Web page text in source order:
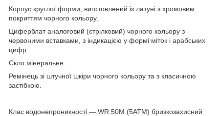
Корпус круглої форми, виготовлений із латуні з хромовим
покриттям чорного кольору.
Циферблат аналоговий (стрілковий) чорного кольору з
червоними вставками, з індикацією у формі міток і арабських
цифр.
Скло мінеральне.
Ремінець зі штучної шкіри чорного кольору та з класичною
застібкою.
Клас водонепроникності — WR 50М (5АТМ) бризкозахисний